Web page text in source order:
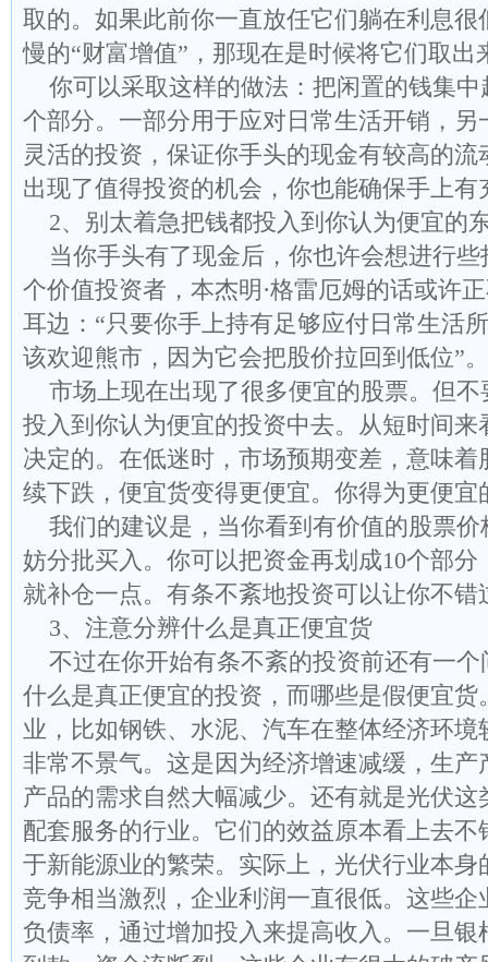
取的。如果此前你一直放任它们躺在利息很
慢的“财富增值”，那现在是时候将它们取出
你可以采取这样的做法：把闲置的钱集中
个部分。一部分用于应对日常生活开销，另
灵活的投资，保证你手头的现金有较高的
出现了值得投资的机会，你也能确保手上有
2、别太着急把钱都投入到你认为便宜的
当你手头有了现金后，你也许会想进行些
个价值投资者，本杰明·格雷厄姆的话或许
耳边：“只要你手上持有足够应付日常生活
该欢迎熊市，因为它会把股价拉回到低位”。
市场上现在出现了很多便宜的股票。但不
投入到你认为便宜的投资中去。从短时间来
决定的。在低迷时，市场预期变差，意味着
续下跌，便宜货变得更便宜。你得为更便宜
我们的建议是，当你看到有价值的股票价
妨分批买入。你可以把资金再划成10个部分
就补仓一点。有条不紊地投资可以让你不错
3、注意分辨什么是真正便宜货
不过在你开始有条不紊的投资前还有一个
什么是真正便宜的投资，而哪些是假便宜货
业，比如钢铁、水泥、汽车在整体经济环境
非常不景气。这是因为经济增速减缓，生产
产品的需求自然大幅减少。还有就是光伏这
配套服务的行业。它们的效益原本看上去不
于新能源业的繁荣。实际上，光伏行业本身
竞争相当激烈，企业利润一直很低。这些企
负债率，通过增加投入来提高收入。一旦银